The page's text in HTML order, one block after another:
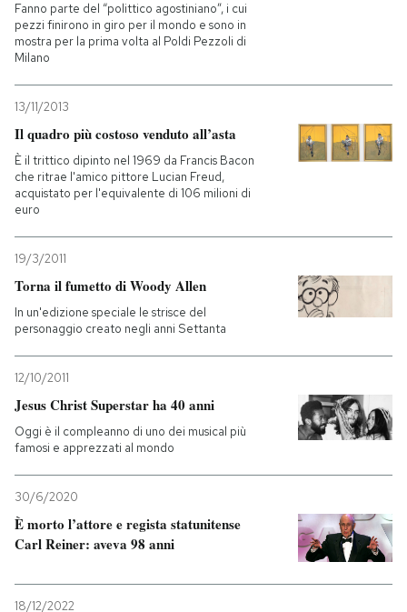
Fanno parte del “polittico agostiniano”, i cui
pezzi finirono in giro per il mondo e sono in
mostra per la prima volta al Poldi Pezzoli di
Milano
13/11/2013
Il quadro più costoso venduto all’asta
È il trittico dipinto nel 1969 da Francis Bacon
che ritrae l'amico pittore Lucian Freud,
acquistato per l'equivalente di 106 milioni di
euro
19/3/2011
Torna il fumetto di Woody Allen
In un'edizione speciale le strisce del
personaggio creato negli anni Settanta
12/10/2011
Jesus Christ Superstar ha 40 anni
Oggi è il compleanno di uno dei musical più
famosi e apprezzati al mondo
30/6/2020
È morto l’attore e regista statunitense
Carl Reiner: aveva 98 anni
18/12/2022